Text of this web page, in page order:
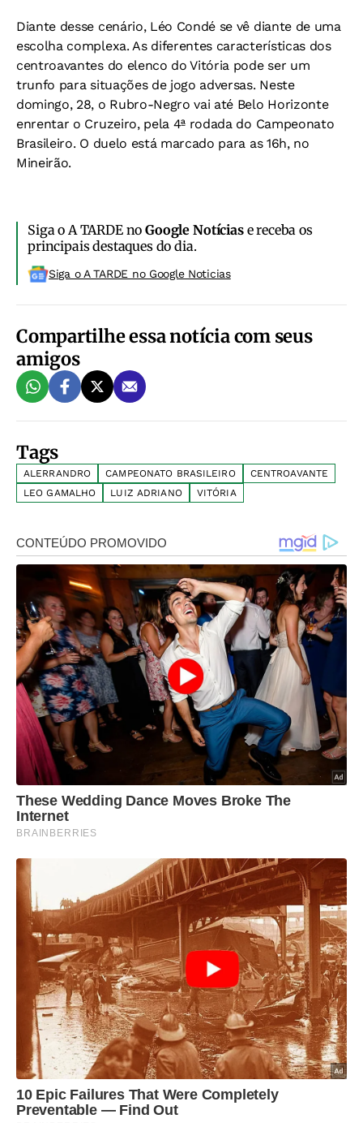
Diante desse cenário, Léo Condé se vê diante de uma
escolha complexa. As diferentes características dos
centroavantes do elenco do Vitória pode ser um
trunfo para situações de jogo adversas. Neste
domingo, 28, o Rubro-Negro vai até Belo Horizonte
enrentar o Cruzeiro, pela 4ª rodada do Campeonato
Brasileiro. O duelo está marcado para as 16h, no
Mineirão.
Siga o A TARDE noGoogle Notíciase receba os
principais destaques do dia.
Siga o A TARDE no Google Noticias
Compartilhe essa notícia com seus
amigos
Tags
ALERRANDRO CAMPEONATO BRASILEIRO
CENTROAVANTE
LEO GAMALHO
LUIZ ADRIANO VITÓRIA